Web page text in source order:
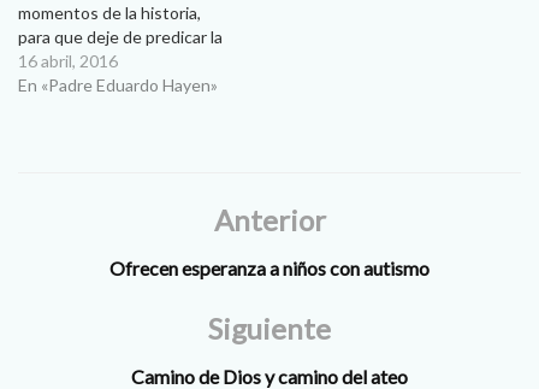
momentos de la historia,
para que deje de predicar la
doctrina de Jesucristo.
Durante el Sínodo de los
16 abril, 2016
En «Padre Eduardo Hayen»
Anterior
Ofrecen esperanza a niños con autismo
Siguiente
Camino de Dios y camino del ateo